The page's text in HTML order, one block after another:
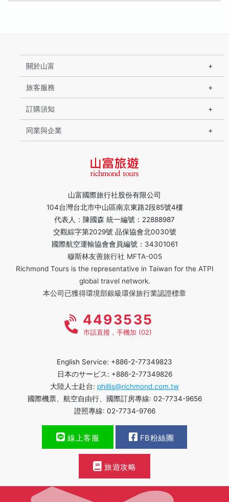
山富國際旅行社股份有限公司
104台灣台北市中山區南京東路2段85號4樓
代表人：陳國森 統一編號：22888987
交觀綜字第2029號 品保協會北0030號
國際航空運輸協會會員編號：34301061
穆斯林友善旅行社 MFTA-005
Richmond Tours is the representative in Taiwan for the ATPI
global travel network.
本公司已獲得環境部銀級環保旅行業認證標章
關於山富
旅客服務
訂購須知
同業與企業
4493535
市話直撥，手機加 (02)
English Service: +886-2-77349823
日本のサービス: +886-2-77349826
大陸人士赴台: phillis@richmond.com.tw
國際機票、航空自由行、國際訂房專線: 02-7734-9656
證照專線: 02-7734-9766
線上客服 FB粉絲團
旅遊攻略